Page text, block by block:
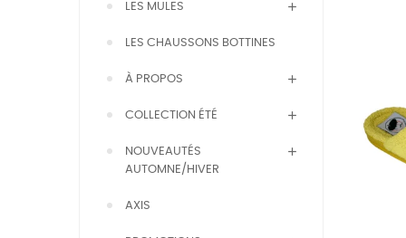
LES MULES
LES CHAUSSONS BOTTINES
À PROPOS
COLLECTION ÉTÉ
NOUVEAUTÉS
AUTOMNE/HIVER
AXIS